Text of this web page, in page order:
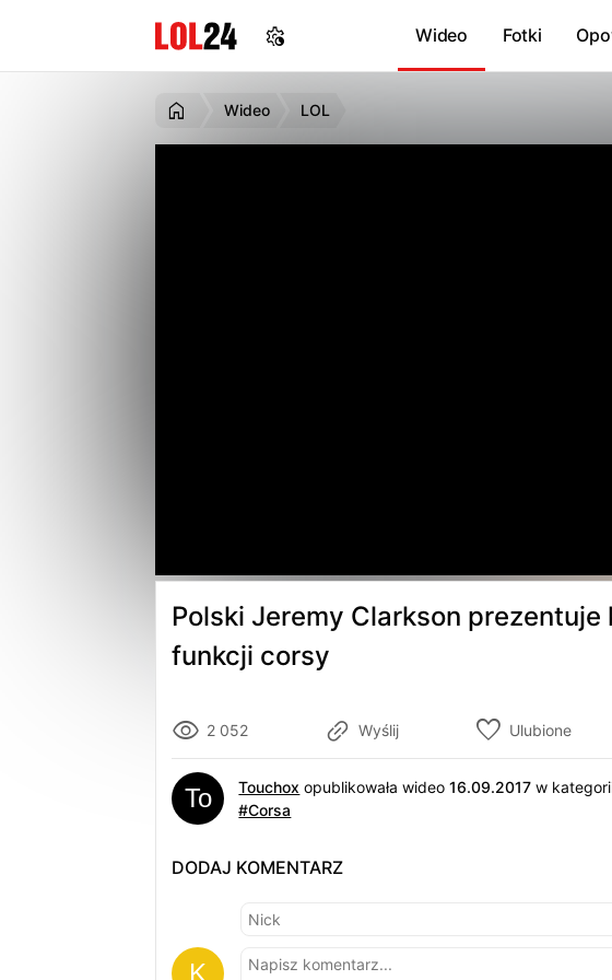
Wideo Fotki
Wideo LOL
Polski Jeremy Clarkson
funkcji corsy
2 052 Wyślij Ulubione
Touchox opublikowała wideo16.09.2017 w
#Corsa
DODAJ KOMENTARZ